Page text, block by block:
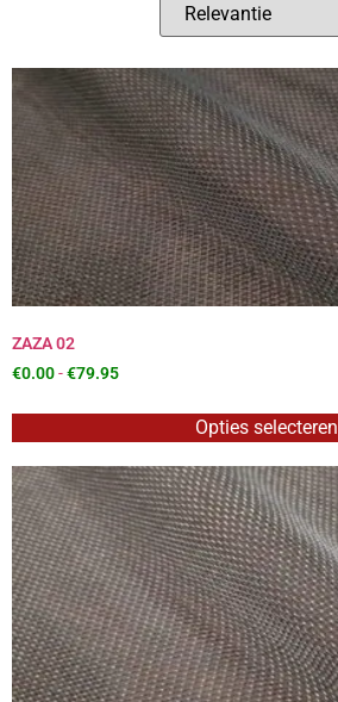
ZAZA 02
€0.00-€79.95
Opties selecteren